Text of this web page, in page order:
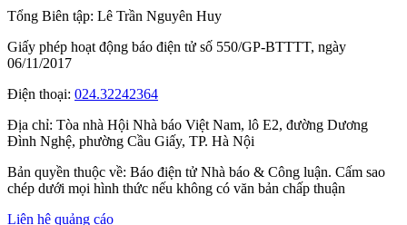
Tổng Biên tập: Lê Trần Nguyên Huy
Giấy phép hoạt động báo điện tử số 550/GP-BTTTT, ngày
06/11/2017
Điện thoại: 024.32242364
Địa chỉ: Tòa nhà Hội Nhà báo Việt Nam, lô E2, đường Dương
Đình Nghệ, phường Cầu Giấy, TP. Hà Nội
Bản quyền thuộc về: Báo điện tử Nhà báo & Công luận. Cấm sao
chép dưới mọi hình thức nếu không có văn bản chấp thuận
Liên hệ quảng cáo